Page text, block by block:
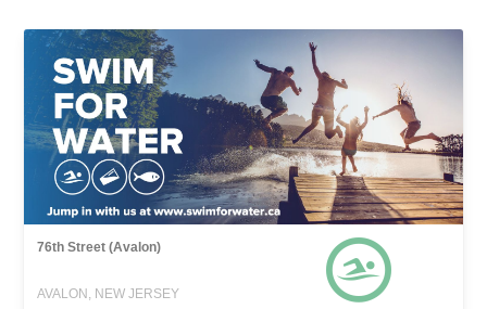
76th Street (Avalon)
AVALON, NEW JERSEY